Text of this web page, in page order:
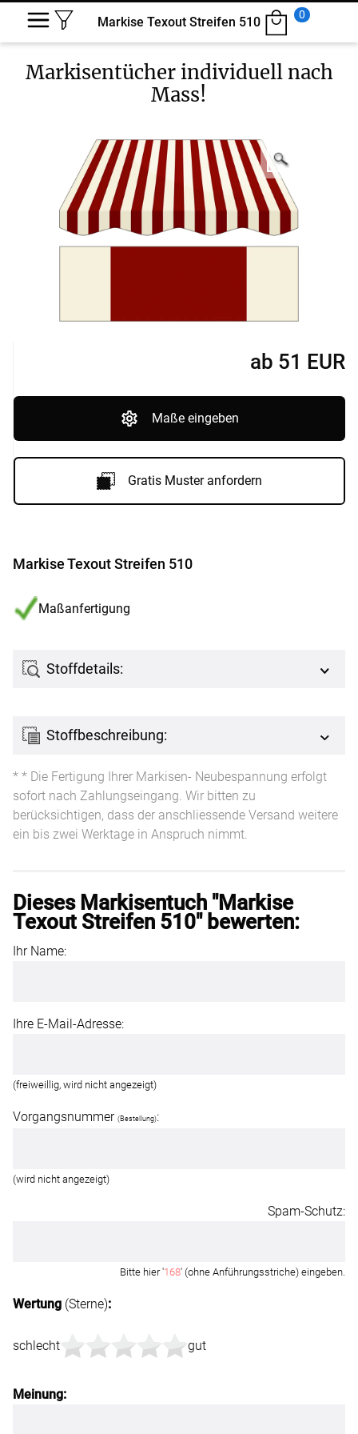
Markise Texout Streifen 510
0
Markisentücher individuell nach
Mass!
Markise Texout Streifen 510
Maßanfertigung
Stoffdetails:
Stoffbeschreibung:
ab 51 EUR
Maße eingeben
Gratis Muster anfordern
* * Die Fertigung Ihrer Markisen- Neubespannung erfolgt
sofort nach Zahlungseingang. Wir bitten zu
berücksichtigen, dass der anschliessende Versand weitere
ein bis zwei Werktage in Anspruch nimmt.
Dieses Markisentuch "Markise
Texout Streifen 510" bewerten:
Ihr Name:
Ihre E-Mail-Adresse:
(freiweillig, wird nicht angezeigt)
Vorgangsnummer (Bestellung):
(wird nicht angezeigt)
Spam-Schutz:
Bitte hier '168' (ohne Anführungsstriche) eingeben.
Wertung (Sterne):
schlecht gut
Meinung: